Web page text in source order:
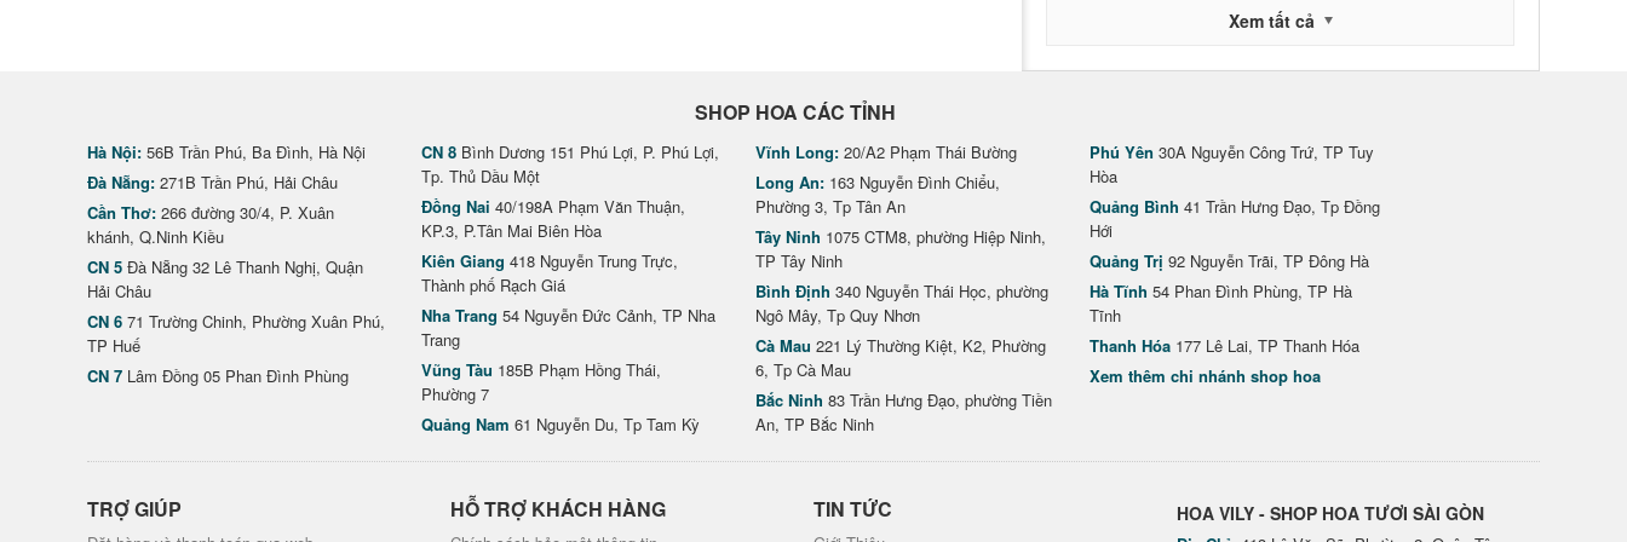
Xem tất cả
SHOP HOA CÁC TỈNH
Hà Nội: 56B Trần Phú, Ba Đình, Hà Nội
Đà Nẵng: 271B Trần Phú, Hải Châu
Cần Thơ: 266 đường 30/4, P. Xuân
khánh, Q.Ninh Kiều
CN 5 Đà Nẵng 32 Lê Thanh Nghị, Quận
Hải Châu
CN 6 71 Trường Chinh, Phường Xuân Phú,
TP Huế
CN 7 Lâm Đồng 05 Phan Đình Phùng
CN 8 Bình Dương 151 Phú Lợi, P. Phú Lợi,
Tp. Thủ Dầu Một
Đồng Nai 40/198A Phạm Văn Thuận,
KP.3, P.Tân Mai Biên Hòa
Kiên Giang 418 Nguyễn Trung Trực,
Thành phố Rạch Giá
Nha Trang 54 Nguyễn Đức Cảnh, TP Nha
Trang
Vũng Tàu 185B Phạm Hồng Thái,
Phường 7
Quảng Nam 61 Nguyễn Du, Tp Tam Kỳ
Vĩnh Long: 20/A2 Phạm Thái Bường
Long An: 163 Nguyễn Đình Chiểu,
Phường 3, Tp Tân An
Tây Ninh 1075 CTM8, phường Hiệp Ninh,
TP Tây Ninh
Bình Định 340 Nguyễn Thái Học, phường
Ngô Mây, Tp Quy Nhơn
Cà Mau 221 Lý Thường Kiệt, K2, Phường
6, Tp Cà Mau
Bắc Ninh 83 Trần Hưng Đạo, phường Tiền
An, TP Bắc Ninh
Phú Yên 30A Nguyễn Công Trứ, TP Tuy
Hòa
Quảng Bình 41 Trần Hưng Đạo, Tp Đồng
Hới
Quảng Trị 92 Nguyễn Trãi, TP Đông Hà
Hà Tĩnh 54 Phan Đình Phùng, TP Hà
Tĩnh
Thanh Hóa 177 Lê Lai, TP Thanh Hóa
Xem thêm chi nhánh shop hoa
TRỢ GIÚP HỖ TRỢ KHÁCH HÀNG TIN TỨC HOA VILY - SHOP HOA TƯƠI SÀI GÒN